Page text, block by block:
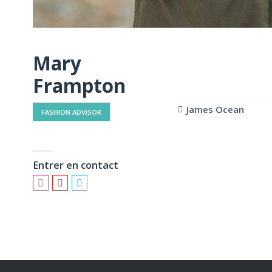
Mary
Frampton
FASHION ADVISOR
Entrer en contact
James Ocean